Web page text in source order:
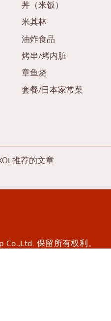
丼（米饭）
米其林
油炸食品
烤串/烤内脏
章鱼烧
套餐/日本家常菜
推荐的文章
保留所有权利。